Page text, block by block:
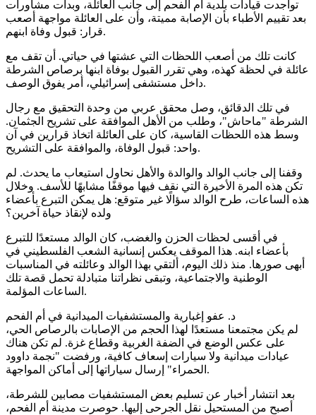
تواجدت قيادات بلدية أم الفحم إلى جانب العائلة، وبدأت مشاورات
بعد تقييم الأطباء بأن الإصابة مميتة، وأن على العائلة مواجهة أصعب
قرار: قبول وفاة ابنهم.
كانت تلك من أصعب اللحظات التي عشتها في حياتي. أن تقف مع
عائلة في لحظة كهذه، وهي تقرر القبول بوفاة ابنها برصاص الشرطة
داخل مستشفى إسرائيلي، أمر يفوق الوصف.
في تلك الدقائق، وصل محقق عربي من وحدة التحقيق مع رجال
الشرطة "ماحاش"، وطلب من الأهل الموافقة على تشريح الجثمان.
وسط هذه اللحظات القاسية، كان على العائلة اتخاذ قرارين في آن
واحد: قبول الوفاة، والموافقة على التشريح.
وقفنا إلى جانب الوالد والوالدة والأهل نحاول استيعاب ما يحدث. لم
تكن هذه المرة الأخيرة التي نقف فيها موقفًا مشابهًا للأسف. وخلال
هذه الساعات، طرح الوالد سؤالًا غير متوقع: هل يمكن التبرع بأعضاء
ولده لإنقاذ حياة آخرين؟
في أقسى لحظات الحزن والغضب، كان الوالد مستعدًا للتبرع
بأعضاء ابنه. هذا الموقف يعكس إنسانية الشعب الفلسطيني في
أبهى صورها. منذ ذلك اليوم، ألتقي بهذا الوالد وعائلته في المناسبات
الوطنية والاجتماعية، وتبقى نظراتنا متبادلة تحمل قصة تلك
الساعات المؤلمة.
د. عفو إغبارية والمستشفيات الميدانية في أم الفحم
لم يكن مجتمعنا مستعدًا لهذا الحجم من الإصابات بالرصاص الحي،
على عكس الوضع في الضفة الغربية وقطاع غزة. لم تكن هناك
عيادات ميدانية ولا سيارات إسعاف كافية، ورفضت "نجمة داوود
الحمراء" إرسال سياراتها إلى أماكن المواجهة.
بعد انتشار أخبار عن تسليم بعض المستشفيات مصابين للشرطة،
أصبح من المستحيل نقل الجرحى إليها. حوصرت مدينة أم الفحم،